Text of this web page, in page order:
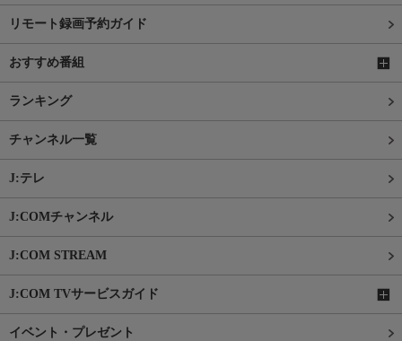
リモート録画予約ガイド
おすすめ番組
ランキング
チャンネル一覧
J:テレ
J:COMチャンネル
J:COM STREAM
J:COM TVサービスガイド
イベント・プレゼント